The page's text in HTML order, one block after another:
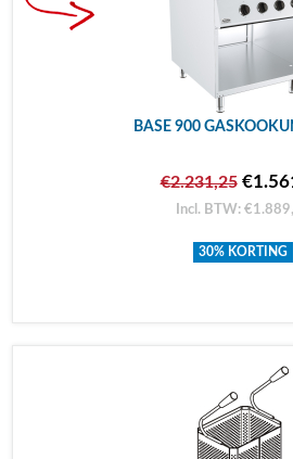
BASE 900
€2.231,25
Incl. BTW:
30% KORTING